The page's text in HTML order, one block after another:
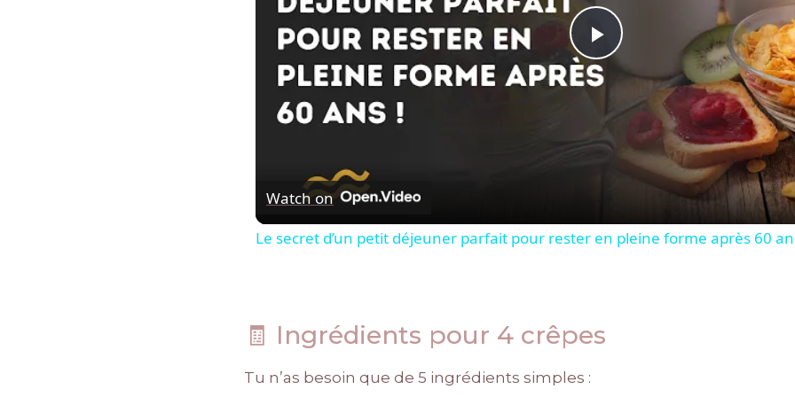
Play
Video
Watch on
Le secret d’un petit déjeuner parfait pour rester en pleine forme après 60
🧾 Ingrédients pour 4 crêpes
Tu n’as besoin que de 5 ingrédients simples :